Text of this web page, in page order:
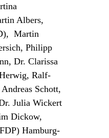
Albers,
Martin
Philipp
Dr. Clarissa
Ralf-
Schott,
Julia Wickert
Dickow,
Hamburg-